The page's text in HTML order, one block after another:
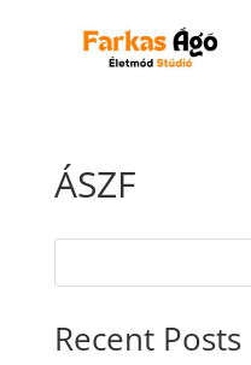
ÁSZF
Recent Posts